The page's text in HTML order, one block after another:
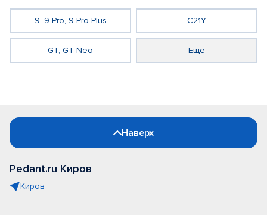
9, 9 Pro, 9 Pro Plus C21Y
GT, GT Neo Ещё
Наверх
Pedant.ru Киров
Киров